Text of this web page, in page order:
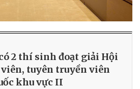
2 thí sinh đoạt giải Hội
viên, tuyên truyền viên
khu vực II